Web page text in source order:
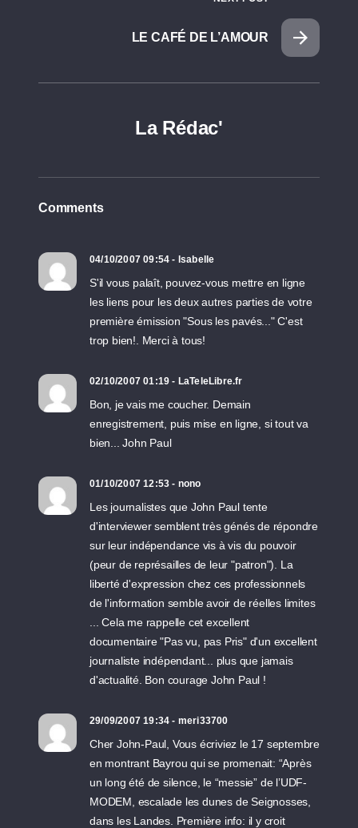
LE CAFÉ DE L’AMOUR
La Rédac'
Comments
04/10/2007 09:54 - Isabelle
S'il vous palaît, pouvez-vous mettre en ligne
les liens pour les deux autres parties de votre
première émission "Sous les pavés..." C'est
trop bien!. Merci à tous!
02/10/2007 01:19 - LaTeleLibre.fr
Bon, je vais me coucher. Demain
enregistrement, puis mise en ligne, si tout va
bien... John Paul
01/10/2007 12:53 - nono
Les journalistes que John Paul tente
d'interviewer semblent très génés de répondre
sur leur indépendance vis à vis du pouvoir
(peur de représailles de leur "patron"). La
liberté d'expression chez ces professionnels
de l'information semble avoir de réelles limites
... Cela me rappelle cet excellent
documentaire "Pas vu, pas Pris" d'un excellent
journaliste indépendant... plus que jamais
d'actualité. Bon courage John Paul !
29/09/2007 19:34 - meri33700
Cher John-Paul, Vous écriviez le 17 septembre
en montrant Bayrou qui se promenait: “Après
un long été de silence, le “messie” de l’UDF-
MODEM, escalade les dunes de Seignosses,
dans les Landes. Première info: il y croit